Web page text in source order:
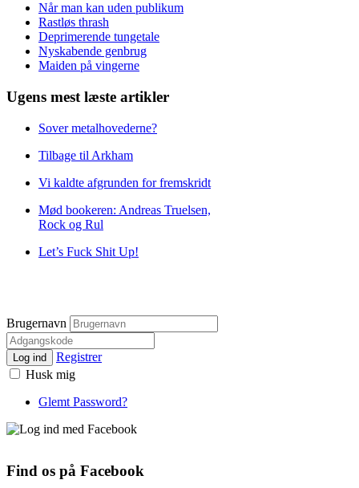
Når man kan uden publikum
Rastløs thrash
Deprimerende tungetale
Nyskabende genbrug
Maiden på vingerne
Ugens mest læste artikler
Sover metalhovederne?
Tilbage til Arkham
Vi kaldte afgrunden for fremskridt
Mød bookeren: Andreas Truelsen,
Rock og Rul
Let’s Fuck Shit Up!
Brugernavn
Log ind
Registrer
Husk mig
Glemt Password?
Find os på Facebook